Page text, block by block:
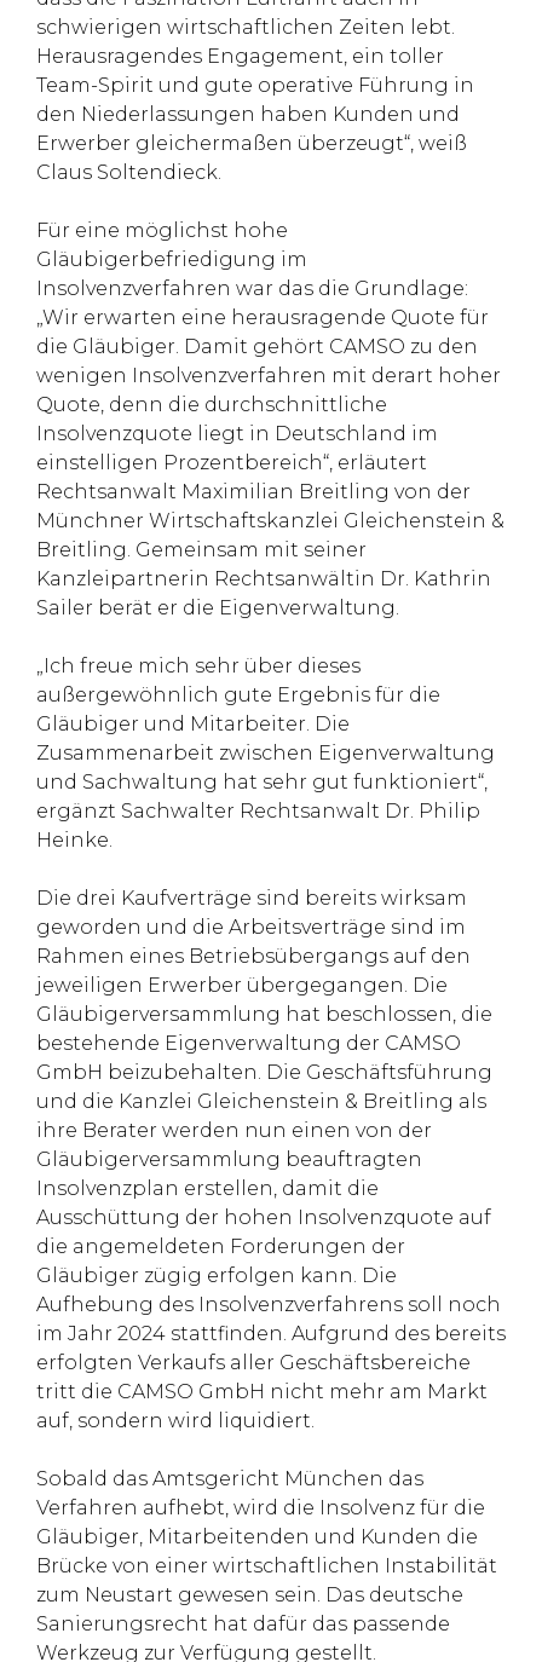
schwierigen wirtschaftlichen Zeiten lebt.
Herausragendes Engagement, ein toller
Team-Spirit und gute operative Führung in
den Niederlassungen haben Kunden und
Erwerber gleichermaßen überzeugt“, weiß
Claus Soltendieck.
Für eine möglichst hohe
Gläubigerbefriedigung im
Insolvenzverfahren war das die Grundlage:
„Wir erwarten eine herausragende Quote für
die Gläubiger. Damit gehört CAMSO zu den
wenigen Insolvenzverfahren mit derart hoher
Quote, denn die durchschnittliche
Insolvenzquote liegt in Deutschland im
einstelligen Prozentbereich“, erläutert
Rechtsanwalt Maximilian Breitling von der
Münchner Wirtschaftskanzlei Gleichenstein &
Breitling. Gemeinsam mit seiner
Kanzleipartnerin Rechtsanwältin Dr. Kathrin
Sailer berät er die Eigenverwaltung.
„Ich freue mich sehr über dieses
außergewöhnlich gute Ergebnis für die
Gläubiger und Mitarbeiter. Die
Zusammenarbeit zwischen Eigenverwaltung
und Sachwaltung hat sehr gut funktioniert“,
ergänzt Sachwalter Rechtsanwalt Dr. Philip
Heinke.
Die drei Kaufverträge sind bereits wirksam
geworden und die Arbeitsverträge sind im
Rahmen eines Betriebsübergangs auf den
jeweiligen Erwerber übergegangen. Die
Gläubigerversammlung hat beschlossen, die
bestehende Eigenverwaltung der CAMSO
GmbH beizubehalten. Die Geschäftsführung
und die Kanzlei Gleichenstein & Breitling als
ihre Berater werden nun einen von der
Gläubigerversammlung beauftragten
Insolvenzplan erstellen, damit die
Ausschüttung der hohen Insolvenzquote auf
die angemeldeten Forderungen der
Gläubiger zügig erfolgen kann. Die
Aufhebung des Insolvenzverfahrens soll noch
im Jahr 2024 stattfinden. Aufgrund des bereits
erfolgten Verkaufs aller Geschäftsbereiche
tritt die CAMSO GmbH nicht mehr am Markt
auf, sondern wird liquidiert.
Sobald das Amtsgericht München das
Verfahren aufhebt, wird die Insolvenz für die
Gläubiger, Mitarbeitenden und Kunden die
Brücke von einer wirtschaftlichen Instabilität
zum Neustart gewesen sein. Das deutsche
Sanierungsrecht hat dafür das passende
Werkzeug zur Verfügung gestellt.